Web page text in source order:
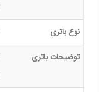
نوع باتری
توضیحات باتری